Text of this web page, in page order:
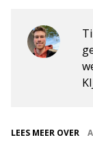
LEES MEER OVER